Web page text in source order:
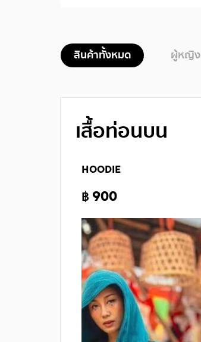
สินค้าทั้งหมด ผู้หญิง
เสื้อท่อนบน
HOODIE
฿ 900